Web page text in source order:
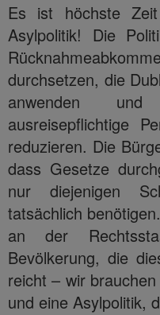
Es ist höchste
Asylpolitik! Die
durchsetzen, die
anwenden und
ausreisepflichtige
reduzieren. Die
dass Gesetze
nur diejenigen
tatsächlich
an der
Bevölkerung, die
reicht – wir
und eine Asylpolitik,